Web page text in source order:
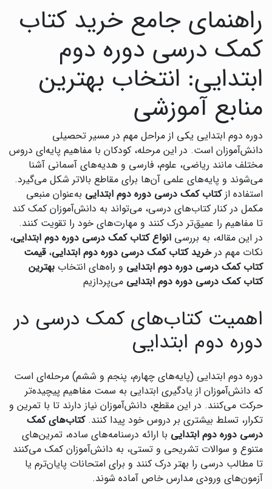
راهنمای جامع خرید کتاب
کمک درسی دوره دوم
ابتدایی: انتخاب بهترین
منابع آموزشی
دوره دوم ابتدایی یکی از مراحل مهم در مسیر تحصیلی
دانش‌آموزان است. در این مرحله، کودکان با مفاهیم پایه‌ای دروس
مختلف مانند ریاضی، علوم، فارسی و هدیه‌های آسمانی آشنا
می‌شوند و پایه‌های علمی آن‌ها برای مقاطع بالاتر شکل می‌گیرد.
استفاده ازکتاب کمک درسی دوره دوم ابتدایی به‌عنوان منبعی
مکمل در کنار کتاب‌های درسی، می‌تواند به دانش‌آموزان کمک کند
تا مفاهیم را عمیق‌تر درک کنند و مهارت‌های خود را تقویت کنند.
در این مقاله، به بررسی انواع کتاب کمک درسی دوره دوم ابتدایی،
نکات مهم درخرید کتاب کمک درسی دوره دوم ابتدایی،قیمت
کتاب کمک درسی دوره دوم ابتدایی و راه‌های انتخاب بهترین
کتاب کمک درسی دوره دوم ابتدایی می‌پردازیم
اهمیت کتاب‌های کمک درسی در
دوره دوم ابتدایی
دوره دوم ابتدایی (پایه‌های چهارم، پنجم و ششم) مرحله‌ای است
که دانش‌آموزان از یادگیری ابتدایی به سمت مفاهیم پیچیده‌تر
حرکت می‌کنند. در این مقطع، دانش‌آموزان نیاز دارند تا با تمرین و
تکرار، تسلط بیشتری بر دروس خود پیدا کنند.کتاب‌های کمک
درسی دوره دوم ابتدایی با ارائه درسنامه‌های ساده، تمرین‌های
متنوع و سوالات تشریحی و تستی، به دانش‌آموزان کمک می‌کنند
تا مطالب درسی را بهتر درک کنند و برای امتحانات پایان‌ترم یا
آزمون‌های ورودی مدارس خاص آماده شوند.